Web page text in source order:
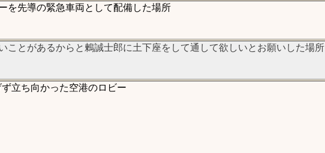
を先導の緊急車両として配備した場所
ことがあるからと鶫誠士郎に土下座をして通して欲しいとお願いした場所
立ち向かった空港のロビー